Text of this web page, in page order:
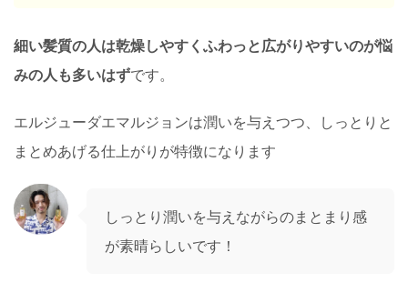
細い髪質の人は乾燥しやすくふわっと広がりやすいのが悩
みの人も多いはずです。
エルジューダエマルジョンは潤いを与えつつ、しっとりと
まとめあげる仕上がりが特徴になります
しっとり潤いを与えながらのまとまり感
が素晴らしいです！